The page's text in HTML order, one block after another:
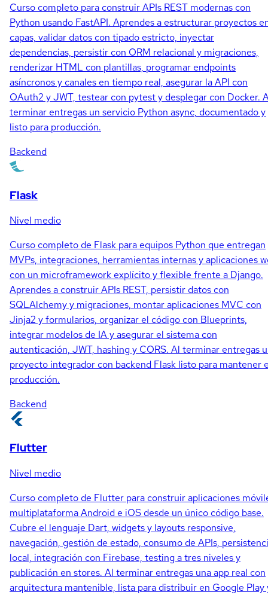
Curso completo para construir APIs REST modernas con
Python usando FastAPI. Aprendes a estructurar proyectos
capas, validar datos con tipado estricto, inyectar
dependencias, persistir con ORM relacional y migraciones,
renderizar HTML con plantillas, programar endpoints
asíncronos y canales en tiempo real, asegurar la API con
OAuth2 y JWT, testear con pytest y desplegar con Docker.
terminar entregas un servicio Python async, documentado y
listo para producción.
Backend
Flask
Nivel medio
Curso completo de Flask para equipos Python que entregan
MVPs, integraciones, herramientas internas y aplicaciones
con un microframework explícito y flexible frente a Django.
Aprendes a construir APIs REST, persistir datos con
SQLAlchemy y migraciones, montar aplicaciones MVC con
Jinja2 y formularios, organizar el código con Blueprints,
integrar modelos de IA y asegurar el sistema con
autenticación, JWT, hashing y CORS. Al terminar entregas
proyecto integrador con backend Flask listo para mantener
producción.
Backend
Flutter
Nivel medio
Curso completo de Flutter para construir aplicaciones
multiplataforma Android e iOS desde un único código base.
Cubre el lenguaje Dart, widgets y layouts responsive,
navegación, gestión de estado, consumo de APIs,
local, integración con Firebase, testing a tres niveles y
publicación en stores. Al terminar entregas una app real con
arquitectura mantenible, lista para distribuir en Google Play